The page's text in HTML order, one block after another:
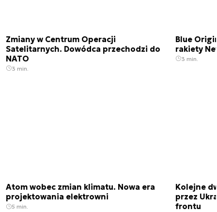
Zmiany w Centrum Operacji
Satelitarnych. Dowódca przechodzi do
NATO
3 min.
Blue
rakiety
3 min.
Atom wobec zmian klimatu. Nowa era
projektowania elektrowni
5 min.
Kolejne
przez
frontu